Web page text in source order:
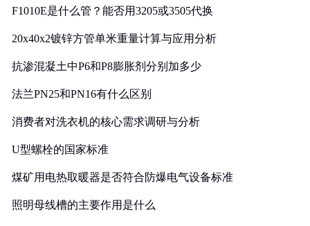
F1010E是什么管？能否用3205或3505代换
20x40x2镀锌方管单米重量计算与应用分析
抗渗混凝土中P6和P8膨胀剂分别加多少
法兰PN25和PN16有什么区别
消费者对洗衣机的核心需求调研与分析
U型螺栓的国家标准
煤矿用电热取暖器是否符合防爆电气设备标准
照明母线槽的主要作用是什么